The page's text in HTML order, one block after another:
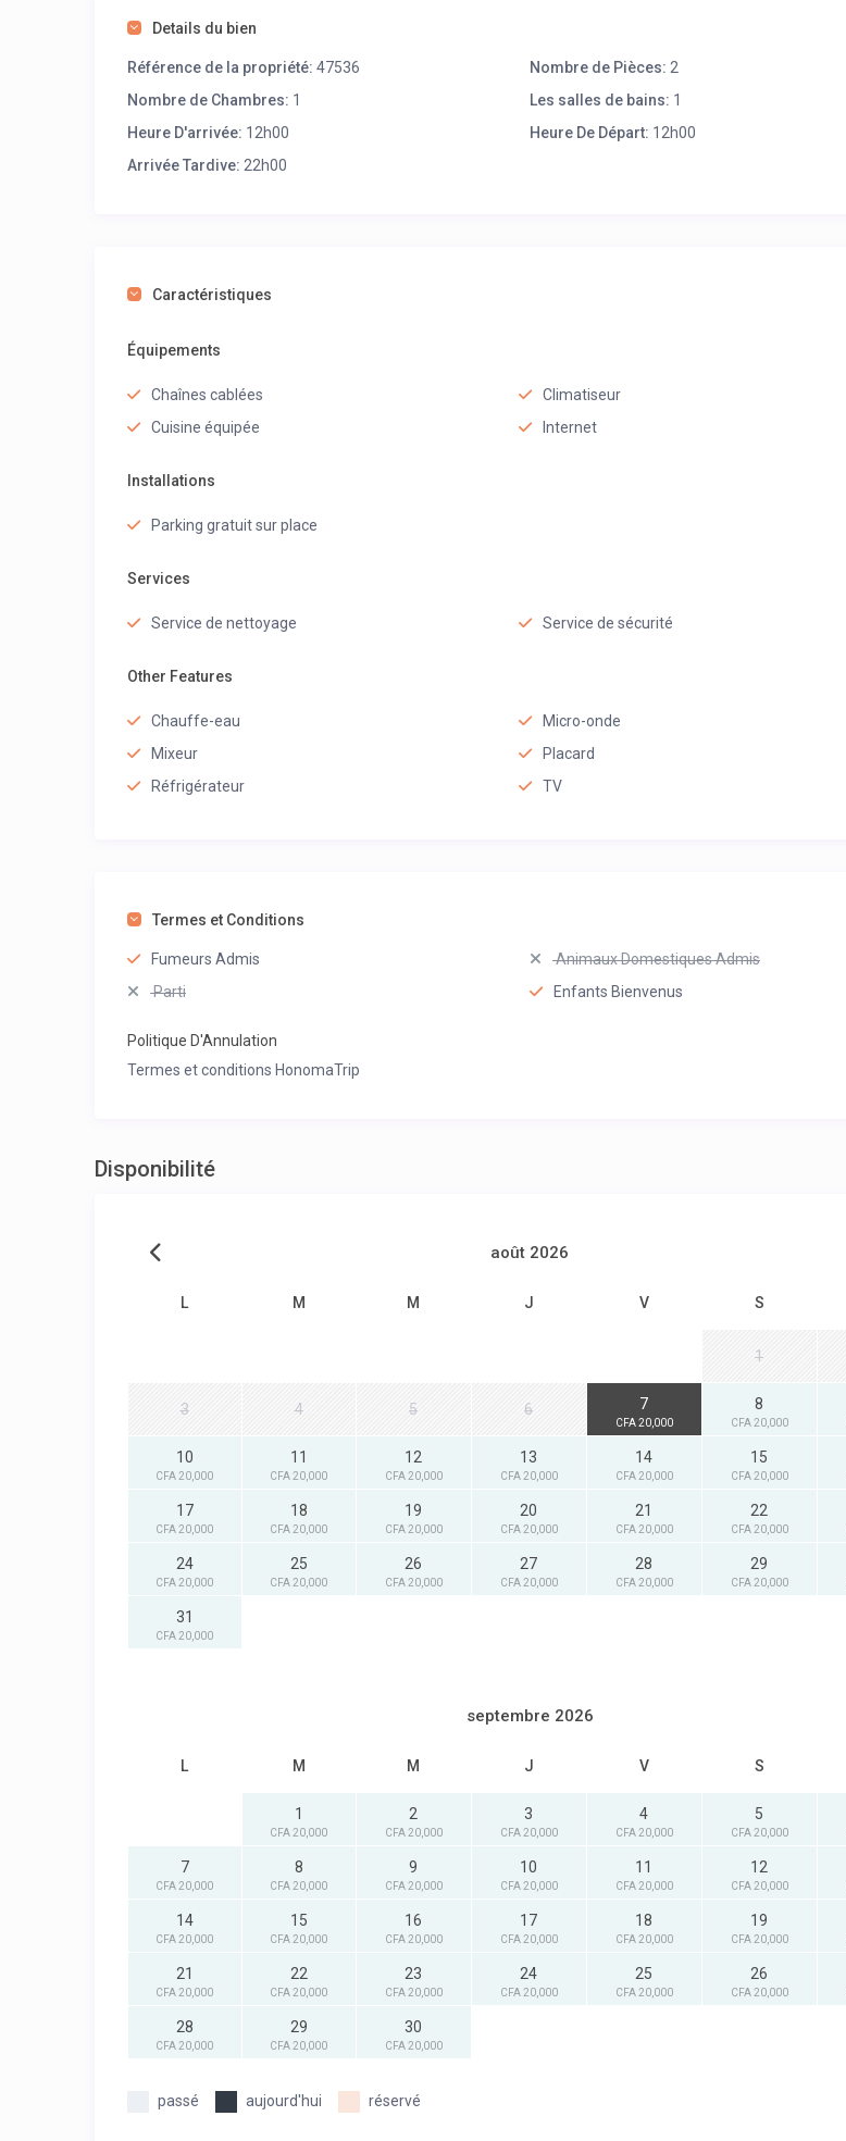
Details du bien
Référence de la propriété: 47536 Nombre de Pièces: 2
Nombre de Chambres: 1 Les salles de bains: 1
Heure D'arrivée: 12h00 Heure De Départ: 12h00
Arrivée Tardive: 22h00
Caractéristiques
Équipements
Chaînes cablées
Climatiseur
Cuisine équipée
Internet
Installations
Parking gratuit sur place
Services
Service de nettoyage Service de sécurité
Other Features
Chauffe-eau
Micro-onde
Mixeur
Placard
Réfrigérateur
TV
Termes et Conditions
Fumeurs Admis
Animaux Domestiques Admis
Parti
Enfants Bienvenus
Politique D'Annulation
Termes et conditions HonomaTrip
Disponibilité
août 2026
L M M J V S
1
3 4 5 6 7
CFA 20,000
8
CFA 20,000
10
CFA 20,000
11
CFA 20,000
12
CFA 20,000
13
CFA 20,000
14
CFA 20,000
15
CFA 20,000
17
CFA 20,000
18
CFA 20,000
19
CFA 20,000
20
CFA 20,000
21
CFA 20,000
22
CFA 20,000
24
CFA 20,000
25
CFA 20,000
26
CFA 20,000
27
CFA 20,000
28
CFA 20,000
29
CFA 20,000
31
CFA 20,000
septembre 2026
L M M J V S
1
CFA 20,000
2
CFA 20,000
3
CFA 20,000
4
CFA 20,000
5
CFA 20,000
7
CFA 20,000
8
CFA 20,000
9
CFA 20,000
10
CFA 20,000
11
CFA 20,000
12
CFA 20,000
14
CFA 20,000
15
CFA 20,000
16
CFA 20,000
17
CFA 20,000
18
CFA 20,000
19
CFA 20,000
21
CFA 20,000
22
CFA 20,000
23
CFA 20,000
24
CFA 20,000
25
CFA 20,000
26
CFA 20,000
28
CFA 20,000
29
CFA 20,000
30
CFA 20,000
passé aujourd'hui réservé